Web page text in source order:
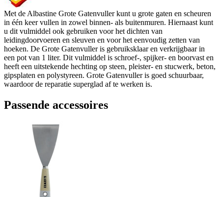
Met de Albastine Grote Gatenvuller kunt u grote gaten en scheuren
in één keer vullen in zowel binnen- als buitenmuren. Hiernaast kunt
u dit vulmiddel ook gebruiken voor het dichten van
leidingdoorvoeren en sleuven en voor het eenvoudig zetten van
hoeken. De Grote Gatenvuller is gebruiksklaar en verkrijgbaar in
een pot van 1 liter. Dit vulmiddel is schroef-, spijker- en boorvast en
heeft een uitstekende hechting op steen, pleister- en stucwerk, beton,
gipsplaten en polystyreen. Grote Gatenvuller is goed schuurbaar,
waardoor de reparatie superglad af te werken is.
Passende accessoires